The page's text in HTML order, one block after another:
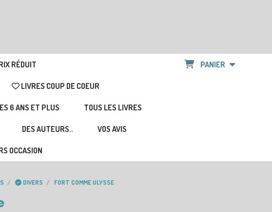
RÉDUIT
LIVRES COUP DE COEUR
6 ANS ET PLUS TOUS LES LIVRES
DES AUTEURS.. VOS AVIS
OCCASION
PANIER
DIVERS FORT COMME ULYSSE